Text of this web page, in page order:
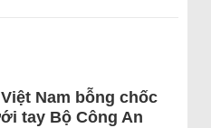
Nam bỗng chốc
tay Bộ Công An